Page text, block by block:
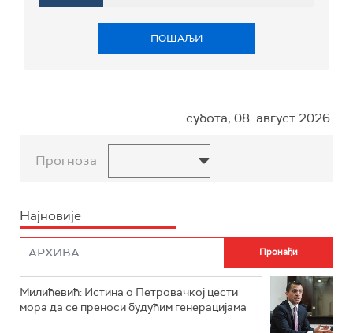
ПОШАЉИ
субота, 08. август 2026.
Прогноза
Најновије
Милићевић: Истина о Петровачкој цести
мора да се преноси будућим генерацијама